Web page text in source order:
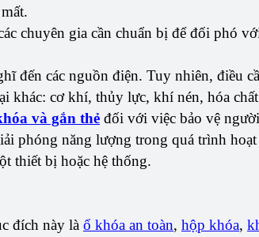
chuyên gia cần chuẩn bị để đối phó
đến các nguồn điện. Tuy nhiên, điều
khác: cơ khí, thủy lực, khí nén, hóa
và gắn thẻ đối với việc bảo vệ
phóng năng lượng trong quá trình
thiết bị hoặc hệ thống.
đích này là ổ khóa an toàn, hộp khóa,